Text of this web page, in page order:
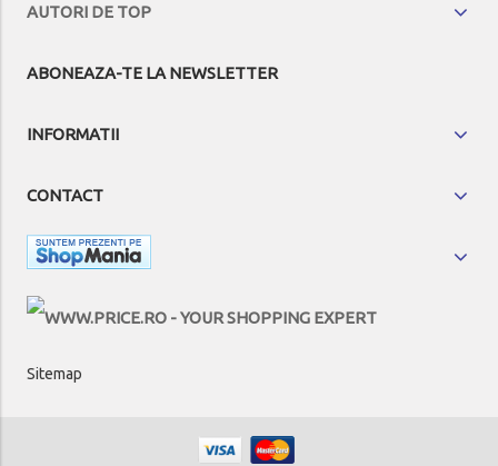
AUTORI DE TOP
ABONEAZA-TE LA NEWSLETTER
INFORMATII
CONTACT
Sitemap